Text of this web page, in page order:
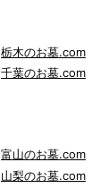
栃木のお墓.com
千葉のお墓.com
富山のお墓.com
山梨のお墓.com